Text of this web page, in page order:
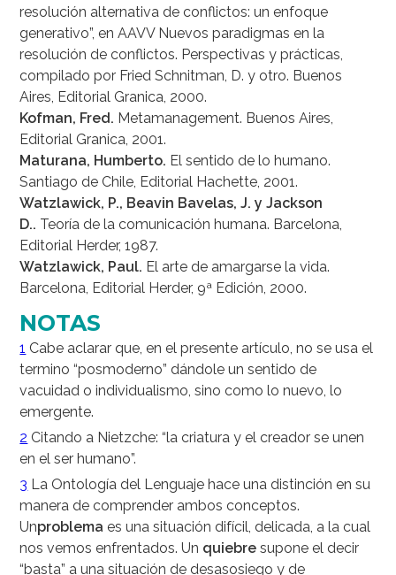
resolución alternativa de conflictos: un enfoque
generativo”, en AAVV Nuevos paradigmas en la
resolución de conflictos. Perspectivas y prácticas,
compilado por Fried Schnitman, D. y otro. Buenos
Aires, Editorial Granica, 2000.
Kofman, Fred. Metamanagement. Buenos Aires,
Editorial Granica, 2001.
Maturana, Humberto. El sentido de lo humano.
Santiago de Chile, Editorial Hachette, 2001.
Watzlawick, P., Beavin Bavelas, J. y Jackson
D.. Teoría de la comunicación humana. Barcelona,
Editorial Herder, 1987.
Watzlawick, Paul. El arte de amargarse la vida.
Barcelona, Editorial Herder, 9ª Edición, 2000.
NOTAS
1 Cabe aclarar que, en el presente artículo, no se usa el
termino “posmoderno” dándole un sentido de
vacuidad o individualismo, sino como lo nuevo, lo
emergente.
2 Citando a Nietzche: “la criatura y el creador se unen
en el ser humano”.
3 La Ontología del Lenguaje hace una distinción en su
manera de comprender ambos conceptos.
Unproblema es una situación difícil, delicada, a la cual
nos vemos enfrentados. Un quiebre supone el decir
“basta” a una situación de desasosiego y de